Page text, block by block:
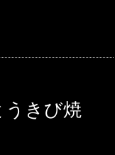
うきび焼